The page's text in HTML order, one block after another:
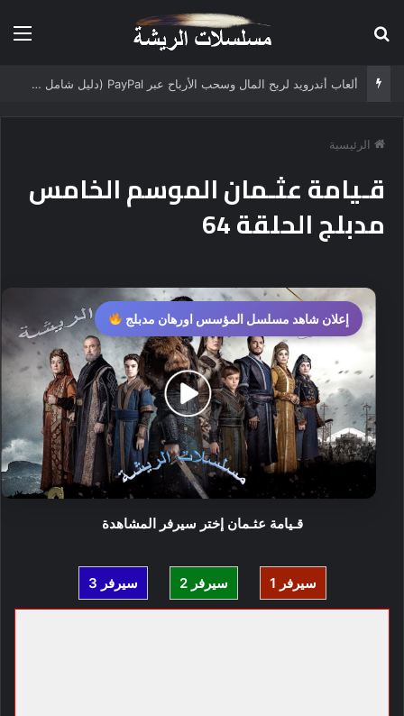
ألعاب أندرويد لربح المال وسحب الأرباح عبر PayPal (دليل شامل 2025)
الرئيسية
قـيامة عثـمان الموسم الخامس
مدبلج الحلقة 64
إعلان شاهد مسلسل المؤسس اورهان مدبلج
قـيامة عثـمان إختر سيرفر المشاهدة
سيرفر 1 سيرفر 2 سيرفر 3